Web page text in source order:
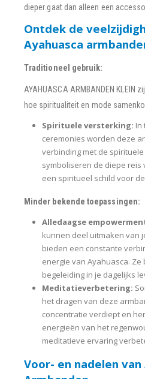
dieper gaat dan alleen een
Ontdek de
Ayahuasca
Traditioneel gebruik:
AYAHUASCA ARMBANDEN KLEIN
hoe spiritualiteit en mode
Spirituele versterking: In
ceremonies worden deze
verbinding met de
symboliseren de diepe reis
een spiritueel schild voor
Minder bekende toepassingen:
Alledaagse
kunnen deel uitmaken van
bieden een constante
energie van Ayahuasca.
begeleiding in je dagelijks
Meditatieverbetering:
het dragen van deze
concentratie verdiept en
energieën van het
meditatieve ervaring
Voor- en nadelen van